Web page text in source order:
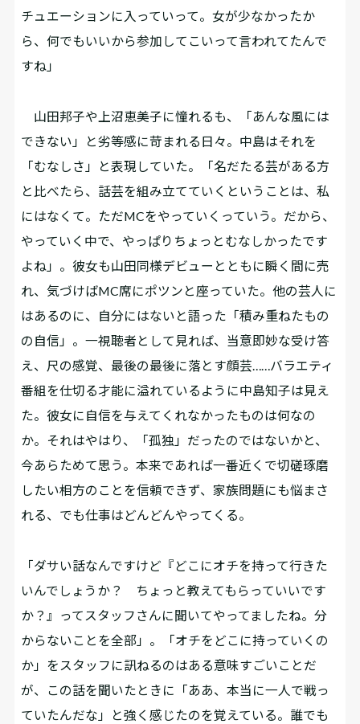
チュエーションに入っていって。女が少なかったか
ら、何でもいいから参加してこいって言われてたんで
すね」
山田邦子や上沼恵美子に憧れるも、「あんな風には
できない」と劣等感に苛まれる日々。中島はそれを
「むなしさ」と表現していた。「名だたる芸がある方
と比べたら、話芸を組み立てていくということは、私
にはなくて。ただMCをやっていくっていう。だから、
やっていく中で、やっぱりちょっとむなしかったです
よね」。彼女も山田同様デビューとともに瞬く間に売
れ、気づけばMC席にポツンと座っていた。他の芸人に
はあるのに、自分にはないと語った「積み重ねたもの
の自信」。一視聴者として見れば、当意即妙な受け答
え、尺の感覚、最後の最後に落とす顔芸……バラエティ
番組を仕切る才能に溢れているように中島知子は見え
た。彼女に自信を与えてくれなかったものは何なの
か。それはやはり、「孤独」だったのではないかと、
今あらためて思う。本来であれば一番近くで切磋琢磨
したい相方のことを信頼できず、家族問題にも悩まさ
れる、でも仕事はどんどんやってくる。
「ダサい話なんですけど『どこにオチを持って行きた
いんでしょうか？ ちょっと教えてもらっていいです
か？』ってスタッフさんに聞いてやってましたね。分
からないことを全部」。「オチをどこに持っていくの
か」をスタッフに訊ねるのはある意味すごいことだ
が、この話を聞いたときに「ああ、本当に一人で戦っ
ていたんだな」と強く感じたのを覚えている。誰でも